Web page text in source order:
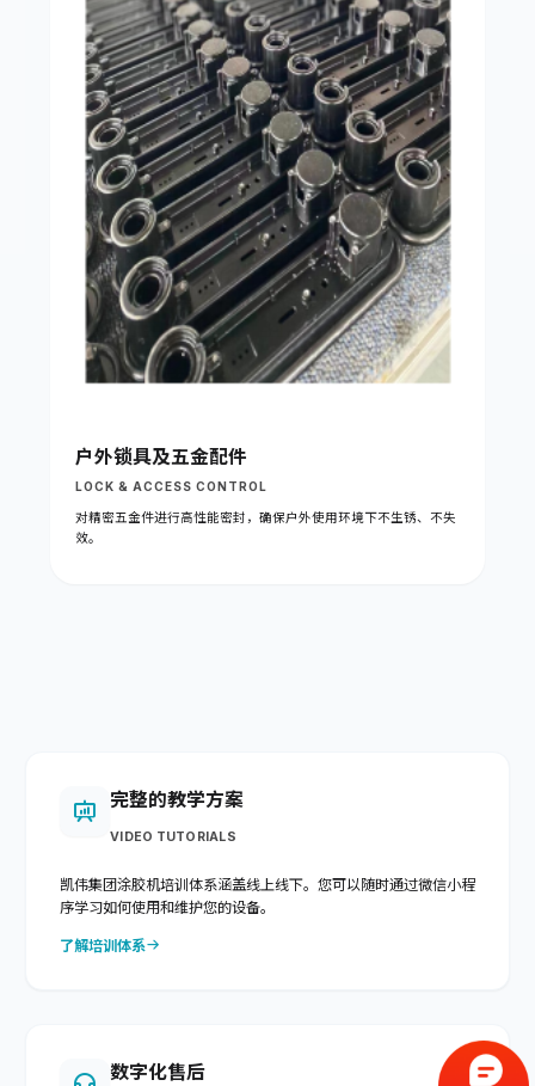
户外锁具及五金配件
LOCK & ACCESS CONTROL
对精密五金件进行高性能密封，确保户外使用环境下不生锈、不失
效。
完整的教学方案
VIDEO TUTORIALS
凯伟集团涂胶机培训体系涵盖线上线下。您可以随时通过微信小程
序学习如何使用和维护您的设备。
了解培训体系
数字化售后